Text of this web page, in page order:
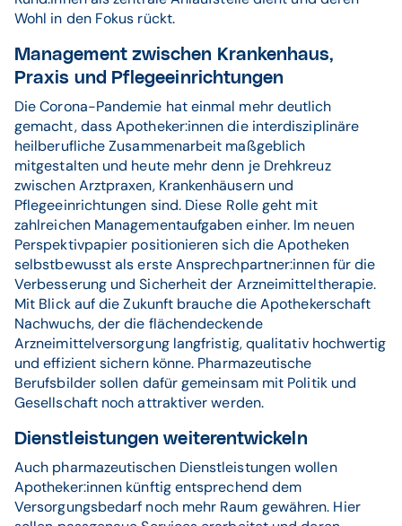
Wohl in den Fokus rückt.
Management zwischen Krankenhaus,
Praxis und Pflegeeinrichtungen
Die Corona-Pandemie hat einmal mehr deutlich
gemacht, dass Apotheker:innen die interdisziplinäre
heilberufliche Zusammenarbeit maßgeblich
mitgestalten und heute mehr denn je Drehkreuz
zwischen Arztpraxen, Krankenhäusern und
Pflegeeinrichtungen sind. Diese Rolle geht mit
zahlreichen Managementaufgaben einher. Im neuen
Perspektivpapier positionieren sich die Apotheken
selbstbewusst als erste Ansprechpartner:innen für die
Verbesserung und Sicherheit der Arzneimitteltherapie.
Mit Blick auf die Zukunft brauche die Apothekerschaft
Nachwuchs, der die flächendeckende
Arzneimittelversorgung langfristig, qualitativ hochwertig
und effizient sichern könne. Pharmazeutische
Berufsbilder sollen dafür gemeinsam mit Politik und
Gesellschaft noch attraktiver werden.
Dienstleistungen weiterentwickeln
Auch pharmazeutischen Dienstleistungen wollen
Apotheker:innen künftig entsprechend dem
Versorgungsbedarf noch mehr Raum gewähren. Hier